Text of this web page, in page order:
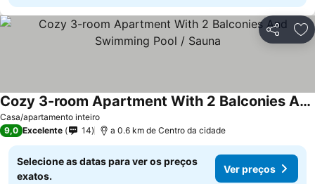
Partilhar
Casa/apartamento inteiro
Cozy 3-room Apartment With 2 Balconies And Swimming Pool / Sauna
9,0 Excelente 14 a 0.6 km de Centro da cidade
Selecione as datas para ver os preços
exatos.
Ver preços